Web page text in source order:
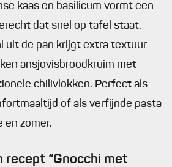
kaas en basilicum vormt een
dat snel op tafel staat.
uit de pan krijgt extra textuur
ansjovisbroodkruim met
chilivlokken. Perfect als
of als verfijnde pasta
en zomer.
recept “Gnocchi met